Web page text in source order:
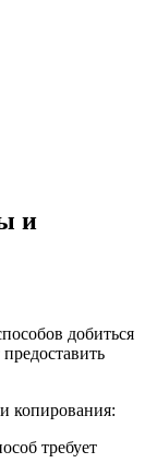
и
добиться
копирования:
требует